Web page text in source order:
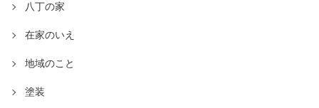
八丁の家
在家のいえ
地域のこと
塗装